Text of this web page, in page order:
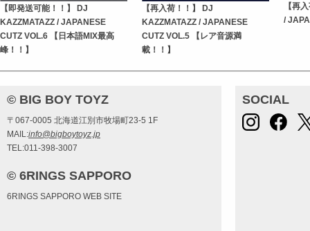
【即発送可能！！】 DJ
KAZZMATAZZ / JAPANESE
CUTZ VOL.6 【日本語MIX最高
峰！！】
【再入荷！！】 DJ
KAZZMATAZZ / JAPANESE
CUTZ VOL.5 【レア音源満
載！！】
【再
/
© BIG BOY TOYZ
〒067-0005 北海道江別市牧場町23-5 1F
MAIL:info@bigboytoyz.jp
TEL:011-398-3007
© 6RINGS SAPPORO
6RINGS SAPPORO WEB SITE
SOCIAL